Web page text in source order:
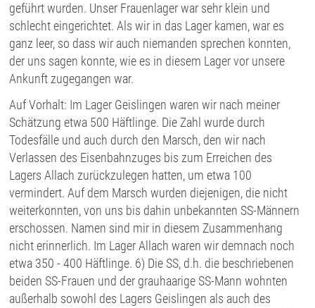
geführt wurden. Unser Frauenlager war sehr klein und
schlecht eingerichtet. Als wir in das Lager kamen, war es
ganz leer, so dass wir auch niemanden sprechen konnten,
der uns sagen konnte, wie es in diesem Lager vor unsere
Ankunft zugegangen war.
Auf Vorhalt: Im Lager Geislingen waren wir nach meiner
Schätzung etwa 500 Häftlinge. Die Zahl wurde durch
Todesfälle und auch durch den Marsch, den wir nach
Verlassen des Eisenbahnzuges bis zum Erreichen des
Lagers Allach zurückzulegen hatten, um etwa 100
vermindert. Auf dem Marsch wurden diejenigen, die nicht
weiterkonnten, von uns bis dahin unbekannten SS-Männern
erschossen. Namen sind mir in diesem Zusammenhang
nicht erinnerlich. Im Lager Allach waren wir demnach noch
etwa 350 - 400 Häftlinge. 6) Die SS, d.h. die beschriebenen
beiden SS-Frauen und der grauhaarige SS-Mann wohnten
außerhalb sowohl des Lagers Geislingen als auch des